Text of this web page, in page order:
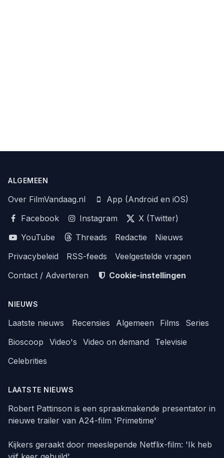
ALGEMEEN
Over FilmVandaag.nl
App (Android en iOS)
Facebook
Instagram
X (Twitter)
YouTube
Threads Redactie
Nieuws
Privacybeleid
RSS-feeds
Veelgestelde vragen
Contact / Adverteren
Cookie-instellingen
NIEUWS
Laatste nieuws Recensies Algemeen Films
Series
Bioscoop
Video's Video on demand
Televisie
Celebrities
LAATSTE NIEUWS
Robert Pattinson is een spraakmakende presentator in
nieuwe trailer van A24-film 'Primetime'
Kijkers geraakt door meeslepende Netflix-film: 'Ik heb